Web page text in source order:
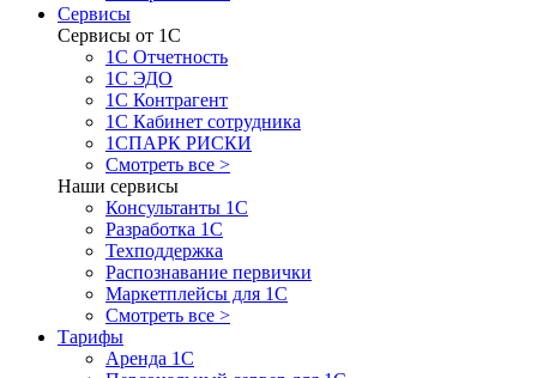
Сервисы
Сервисы от 1С
1С Отчетность
1С ЭДО
1С Контрагент
1С Кабинет сотрудника
1СПАРК РИСКИ
Смотреть все >
Наши сервисы
Консультанты 1С
Разработка 1С
Техподдержка
Распознавание первички
Маркетплейсы для 1С
Смотреть все >
Тарифы
Аренда 1С